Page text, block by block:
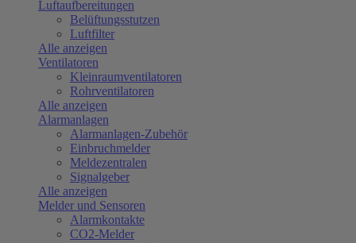
Luftaufbereitungen
Belüftungsstutzen
Luftfilter
Alle anzeigen
Ventilatoren
Kleinraumventilatoren
Rohrventilatoren
Alle anzeigen
Alarmanlagen
Alarmanlagen-Zubehör
Einbruchmelder
Meldezentralen
Signalgeber
Alle anzeigen
Melder und Sensoren
Alarmkontakte
CO2-Melder